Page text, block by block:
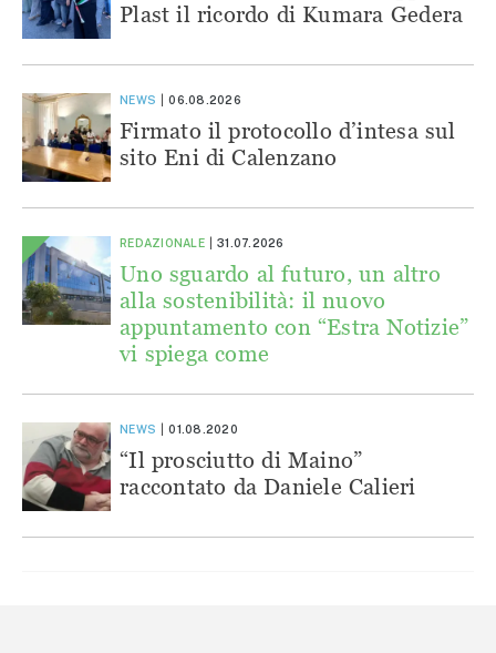
Plast il ricordo di Kumara Gedera
NEWS 06.08.2026
Firmato il protocollo d’intesa sul
sito Eni di Calenzano
REDAZIONALE 31.07.2026
Uno sguardo al futuro, un altro
alla sostenibilità: il nuovo
appuntamento con “Estra Notizie”
vi spiega come
NEWS 01.08.2020
“Il prosciutto di Maino”
raccontato da Daniele Calieri